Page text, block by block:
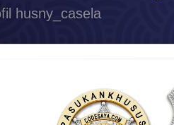
husny_casela